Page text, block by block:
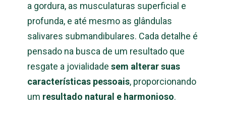
a gordura, as musculaturas superficial e
profunda, e até mesmo as glândulas
salivares submandibulares. Cada detalhe é
pensado na busca de um resultado que
resgate a jovialidade sem alterar suas
características pessoais, proporcionando
um resultado natural e harmonioso.